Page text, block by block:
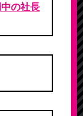
の社長